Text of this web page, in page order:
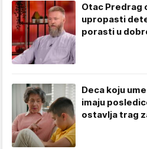
Otac Predrag
upropasti
porasti u
Deca koju
imaju
ostavlja trag